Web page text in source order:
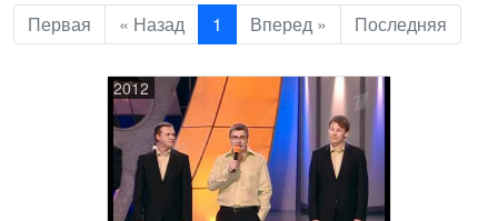
Первая « Назад 1 Вперед » Последняя
2012